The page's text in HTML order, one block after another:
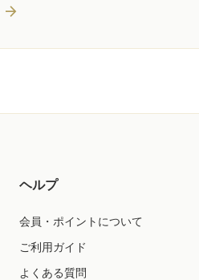
arrow_forward
ヘルプ
会員・ポイントについて
ご利用ガイド
よくある質問